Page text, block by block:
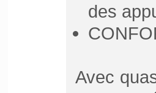
des
Avec